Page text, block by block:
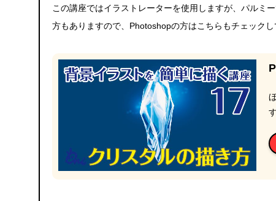
この講座ではイラストレーターを使用しますが、パルミ
方もありますので、Photoshopの方はこちらもチェックし